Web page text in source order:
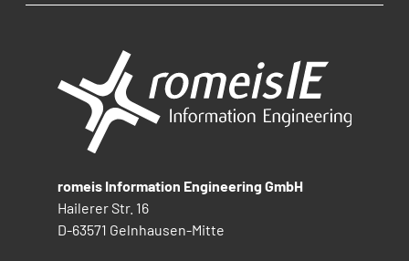
romeis Information Engineering GmbH
Hailerer Str. 16
D-63571 Gelnhausen-Mitte